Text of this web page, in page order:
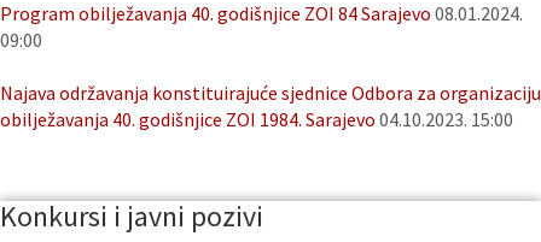
Program obilježavanja 40. godišnjice ZOI 84 Sarajevo 08.01.2024.
09:00
Najava održavanja konstituirajuće sjednice Odbora za organizaciju
obilježavanja 40. godišnjice ZOI 1984. Sarajevo 04.10.2023. 15:00
Konkursi i javni pozivi